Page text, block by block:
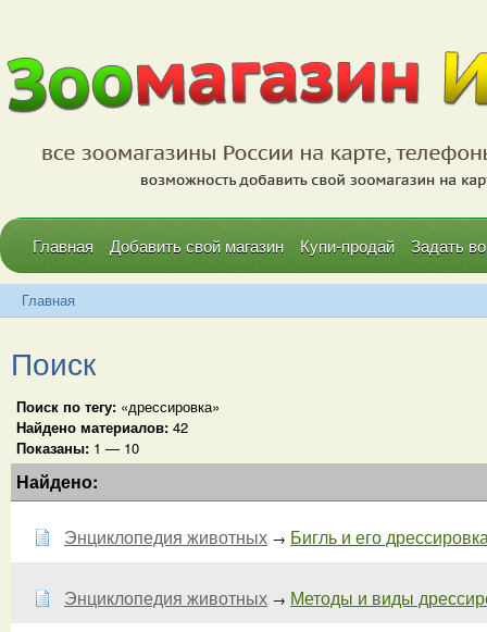
Главная Добавить свой магазин Купи-продай Задать
Главная
Поиск
Поиск по тегу: «дрессировка»
Найдено материалов: 42
Показаны: 1 — 10
Найдено:
Энциклопедия животных → Бигль и его
Энциклопедия животных → Методы и виды